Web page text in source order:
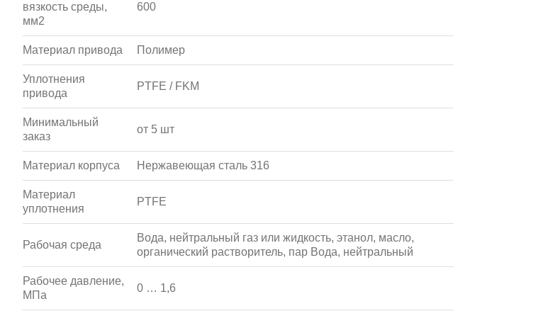
вязкость среды,
мм2
600
Материал привода Полимер
Уплотнения
привода
PTFE / FKM
Минимальный
заказ
от 5 шт
Материал корпуса Нержавеющая сталь 316
Материал
уплотнения
PTFE
Рабочая среда
Вода, нейтральный газ или жидкость, этанол, масло,
органический растворитель, пар Вода, нейтральный
Рабочее давление,
МПа
0 … 1,6